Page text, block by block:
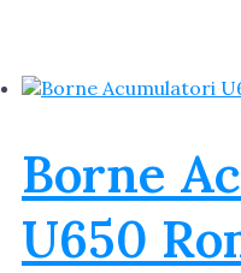
Borne
U650